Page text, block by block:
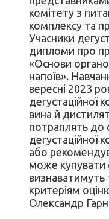
комітету з
комплексу та
Учасники
дипломи про
«Основи
напоїв».
вересні 2023
дегустаційної
вина й
потраплять до
дегустаційної
або
може купувати
визнаватимуть
критеріям
Олександр